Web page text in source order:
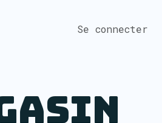
Se connecter